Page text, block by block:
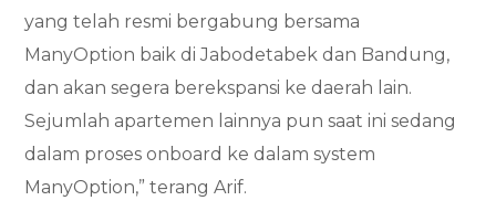
yang telah resmi bergabung bersama
ManyOption baik di Jabodetabek dan Bandung,
dan akan segera berekspansi ke daerah lain.
Sejumlah apartemen lainnya pun saat ini sedang
dalam proses onboard ke dalam system
ManyOption,” terang Arif.